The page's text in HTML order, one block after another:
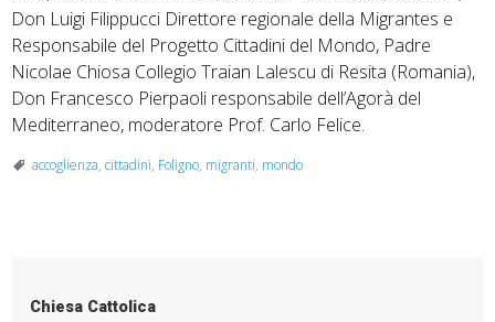
Don Luigi Filippucci Direttore regionale della Migrantes e
Responsabile del Progetto Cittadini del Mondo, Padre
Nicolae Chiosa Collegio Traian Lalescu di Resita (Romania),
Don Francesco Pierpaoli responsabile dell’Agorà del
Mediterraneo, moderatore Prof. Carlo Felice.
accoglienza, cittadini, Foligno, migranti, mondo
Chiesa Cattolica